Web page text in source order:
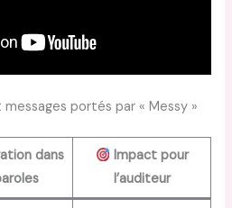
portés par « Messy »
dans
Impact pour
l’auditeur